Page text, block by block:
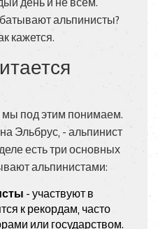
день и не всем.
альпинисты?
кажется.
мы под этим понимаем.
Эльбрус, - альпинист
есть три основных
альпинистами:
- участвуют в
к рекордам, часто
или государством.